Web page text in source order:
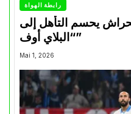
رابطة الهواة
الحراش يحسم التأهل إلى
“البلاي أوف”
Mai 1, 2026